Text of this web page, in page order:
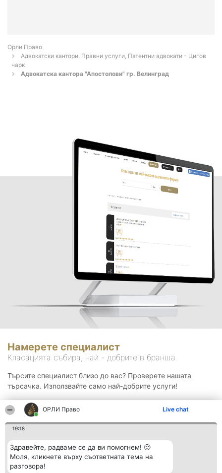
ОРЛИ Право Live chat
19:18
Здравейте, радваме се да ви помогнем! 🙂
Моля, кликнете върху съответната тема на
разговора!
Орли Право
Адвокатски кантори, Правни услуги, Патентни адвокати - Цигов
чарк
Адвокатска кантора "Апостолови" гр. Велинград
Намерете специалист
Класацията събира, най - добрите в бранша.
Търсите специалист близо до вас? Проверете нашата
търсачка. Използвайте само най-добрите услуги!